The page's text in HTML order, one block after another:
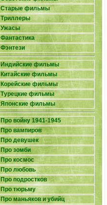
Старые фильмы
Триллеры
Ужасы
Фантастика
Фэнтези
Индийские фильмы
Китайские фильмы
Корейские фильмы
Турецкие фильмы
Японские фильмы
Про войну 1941-1945
Про вампиров
Про девушек
Про зомби
Про космос
Про любовь
Про подростков
Про тюрьму
Про маньяков и убийц